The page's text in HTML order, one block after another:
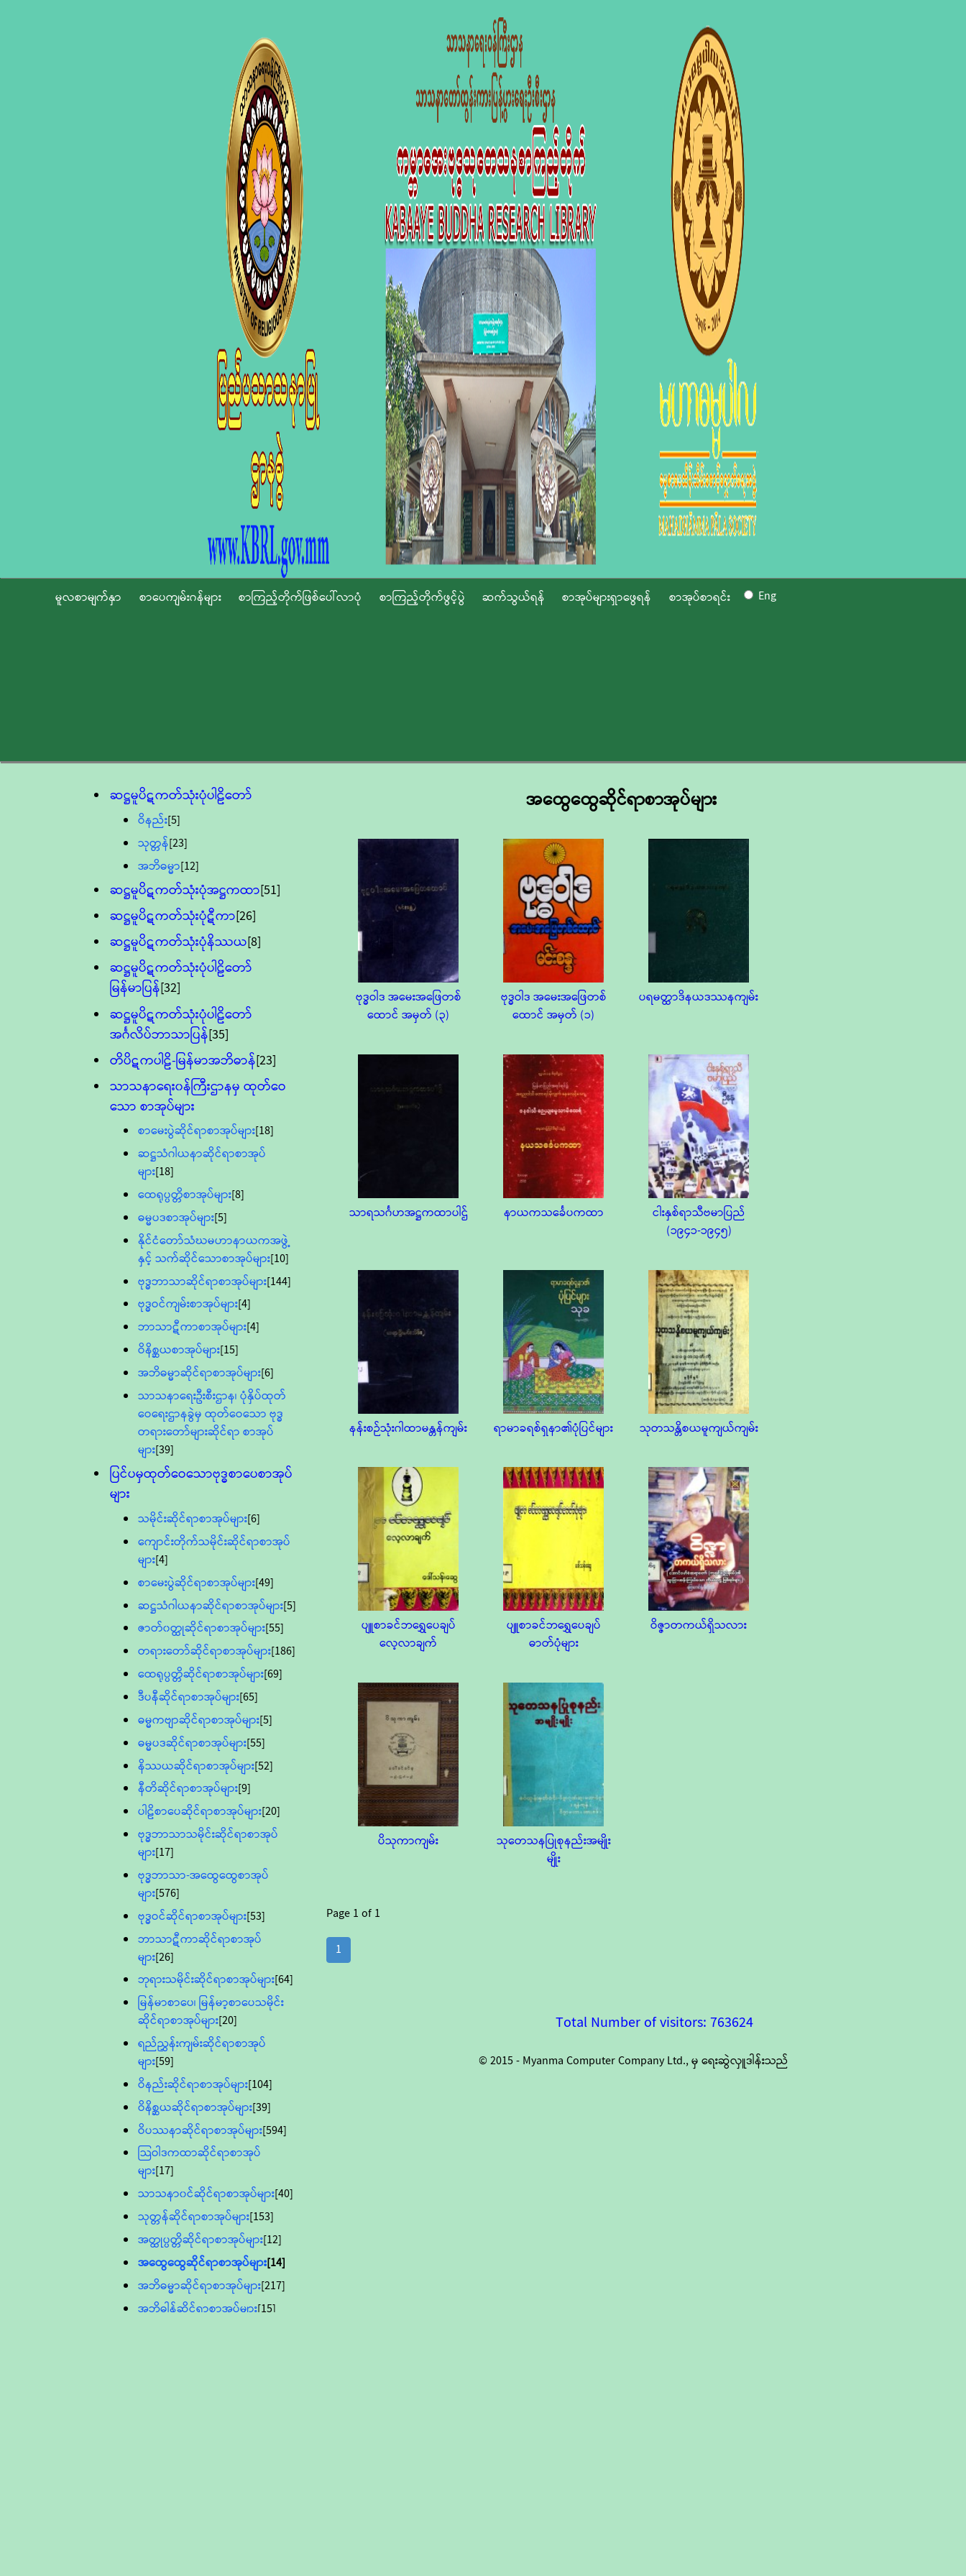
မူလစာမျက်နှာ စာပေကျမ်းဂန်များ စာကြည့်တိုက်ဖြစ်ပေါ်လာပုံ စာကြည့်တိုက်ဖွင့်ပွဲ ဆက်သွယ်ရန် စာအုပ်များရှာဖွေရန် စာအုပ်စာရင်း Eng
ဆဋ္ဌမူပိဋကတ်သုံးပုံပါဠိတော်
ဝိနည်း[5]
သုတ္တန်[23]
အဘိဓမ္မာ[12]
ဆဋ္ဌမူပိဋကတ်သုံးပုံအဋ္ဌကထာ[51]
ဆဋ္ဌမူပိဋကတ်သုံးပုံဋီကာ[26]
ဆဋ္ဌမူပိဋကတ်သုံးပုံနိဿယ[8]
ဆဋ္ဌမူပိဋကတ်သုံးပုံပါဠိတော်
မြန်မာပြန်[32]
ဆဋ္ဌမူပိဋကတ်သုံးပုံပါဠိတော်
အင်္ဂလိပ်ဘာသာပြန်[35]
တိပိဋကပါဠိ-မြန်မာအဘိဓာန်[23]
သာသနာရေး၀န်ကြီးဌာနမှ ထုတ်ဝေ
သော စာအုပ်များ
စာမေးပွဲဆိုင်ရာစာအုပ်များ[18]
ဆဋ္ဌသံဂါယနာဆိုင်ရာစာအုပ်
များ[18]
ထေရုပ္ပတ္တိစာအုပ်များ[8]
ဓမ္မပဒစာအုပ်များ[5]
နိုင်ငံတော်သံဃမဟာနာယကအဖွဲ့
နှင့် သက်ဆိုင်သောစာအုပ်များ[10]
ဗုဒ္ဓဘာသာဆိုင်ရာစာအုပ်များ[144]
ဗုဒ္ဓဝင်ကျမ်းစာအုပ်များ[4]
ဘာသာဋီကာစာအုပ်များ[4]
ဝိနိစ္ဆယစာအုပ်များ[15]
အဘိဓမ္မာဆိုင်ရာစာအုပ်များ[6]
သာသနာရေးဦးစီးဌာန၊ ပုံနှိပ်ထုတ်
ဝေရေးဌာနခွဲမှ ထုတ်ဝေသော ဗုဒ္ဓ
တရားတော်များဆိုင်ရာ စာအုပ်
များ[39]
ပြင်ပမှထုတ်ဝေသောဗုဒ္ဓစာပေစာအုပ်
များ
သမိုင်းဆိုင်ရာစာအုပ်များ[6]
ကျောင်းတိုက်သမိုင်းဆိုင်ရာစာအုပ်
များ[4]
စာမေးပွဲဆိုင်ရာစာအုပ်များ[49]
ဆဋ္ဌသံဂါယနာဆိုင်ရာစာအုပ်များ[5]
ဇာတ်၀တ္ထုဆိုင်ရာစာအုပ်များ[55]
တရားတော်ဆိုင်ရာစာအုပ်များ[186]
ထေရုပ္ပတ္တိဆိုင်ရာစာအုပ်များ[69]
ဒီပနီဆိုင်ရာစာအုပ်များ[65]
ဓမ္မကဗျာဆိုင်ရာစာအုပ်များ[5]
ဓမ္မပဒဆိုင်ရာစာအုပ်များ[55]
နိဿယဆိုင်ရာစာအုပ်များ[52]
နီတိဆိုင်ရာစာအုပ်များ[9]
ပါဠိစာပေဆိုင်ရာစာအုပ်များ[20]
ဗုဒ္ဓဘာသာသမိုင်းဆိုင်ရာစာအုပ်
များ[17]
ဗုဒ္ဓဘာသာ-အထွေထွေစာအုပ်
များ[576]
ဗုဒ္ဓဝင်ဆိုင်ရာစာအုပ်များ[53]
ဘာသာဋီကာဆိုင်ရာစာအုပ်
များ[26]
ဘုရားသမိုင်းဆိုင်ရာစာအုပ်များ[64]
မြန်မာစာပေ၊ မြန်မာ့စာပေသမိုင်း
ဆိုင်ရာစာအုပ်များ[20]
ရည်ညွှန်းကျမ်းဆိုင်ရာစာအုပ်
များ[59]
ဝိနည်းဆိုင်ရာစာအုပ်များ[104]
ဝိနိစ္ဆယဆိုင်ရာစာအုပ်များ[39]
ဝိပဿနာဆိုင်ရာစာအုပ်များ[594]
သြဝါဒကထာဆိုင်ရာစာအုပ်
များ[17]
သာသနာ၀င်ဆိုင်ရာစာအုပ်များ[40]
သုတ္တန်ဆိုင်ရာစာအုပ်များ[153]
အတ္ထုပ္ပတ္တိဆိုင်ရာစာအုပ်များ[12]
အထွေထွေဆိုင်ရာစာအုပ်များ[14]
အဘိဓမ္မာဆိုင်ရာစာအုပ်များ[217]
အဘိဓါန်ဆိုင်ရာစာအုပ်များ[15]
အထွေထွေဆိုင်ရာစာအုပ်များ
ဗုဒ္ဓဝါဒ အမေးအဖြေတစ်
ထောင် အမှတ် (၃)
ဗုဒ္ဓဝါဒ အမေးအဖြေတစ်
ထောင် အမှတ် (၁)
ပရမတ္ထာဒိနယဒဿနကျမ်း
သာရသင်္ဂဟအဋ္ဌကထာပါဌ် နာယကသင်္ခေပကထာ
ငါးနှစ်ရာသီဗမာပြည်
(၁၉၄၁-၁၉၄၅)
နန်းစဉ်သုံးဂါထာမန္တန်ကျမ်း ရာမာခရစ်ရှနာ၏ပုံပြင်များ သုတသန္တိစယမူကျယ်ကျမ်း
ပျူစာခင်ဘရွှေပေချပ်
လေ့လာချက်
ပျူစာခင်ဘရွှေပေချပ်
ဓာတ်ပုံများ
ဝိဇ္ဇာတကယ်ရှိသလား
ပိသုကာကျမ်း
သုတေသနပြုစုနည်းအမျိုး
မျိုး
Page1 of1
1
Total Number of visitors: 763624
© 2015 - Myanma Computer Company Ltd., မှ ရေးဆွဲလှူဒါန်းသည်